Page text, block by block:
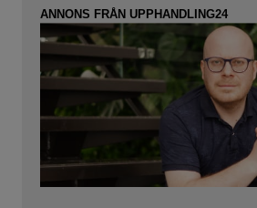
ANNONS FRÅN UPPHANDLING24